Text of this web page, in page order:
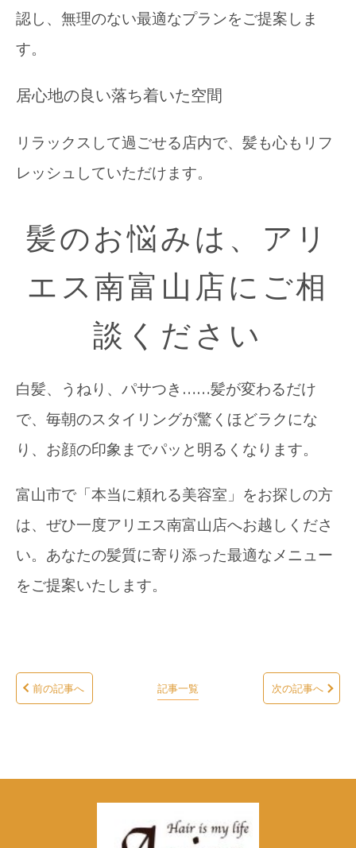
認し、無理のない最適なプランをご提案しま
す。
居心地の良い落ち着いた空間
リラックスして過ごせる店内で、髪も心もリフ
レッシュしていただけます。
髪のお悩みは、アリ
エス南富山店にご相
談ください
白髪、うねり、パサつき……髪が変わるだけ
で、毎朝のスタイリングが驚くほどラクにな
り、お顔の印象までパッと明るくなります。
富山市で「本当に頼れる美容室」をお探しの方
は、ぜひ一度アリエス南富山店へお越しくださ
い。あなたの髪質に寄り添った最適なメニュー
をご提案いたします。
前の記事へ 記事一覧 次の記事へ